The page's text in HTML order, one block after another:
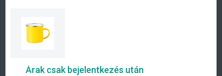
Árak csak bejelentkezés után